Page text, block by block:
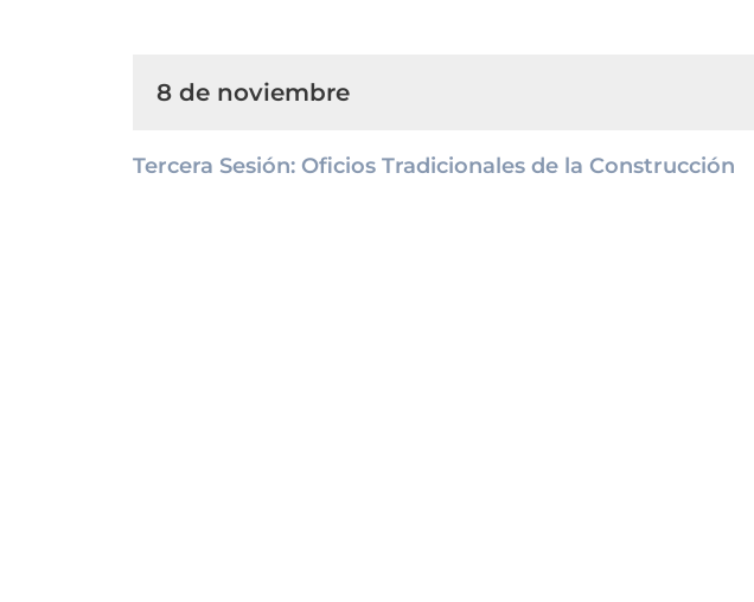
8 de noviembre
Tercera Sesión: Oficios Tradicionales de la Construcción